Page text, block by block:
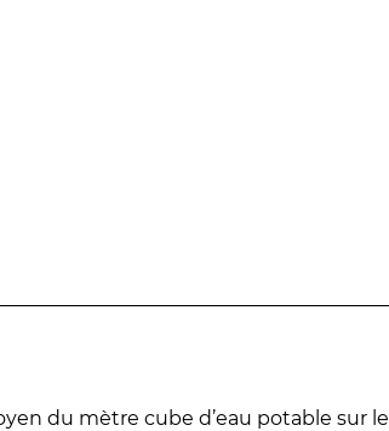
du mètre cube d’eau potable sur le